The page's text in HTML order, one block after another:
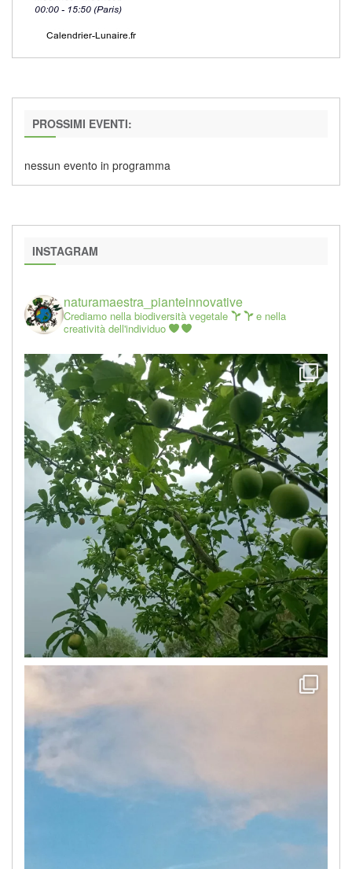
PROSSIMI EVENTI:
nessun evento in programma
INSTAGRAM
naturamaestra_pianteinnovative
Crediamo nella biodiversità vegetale
e nella
creatività dell'individuo